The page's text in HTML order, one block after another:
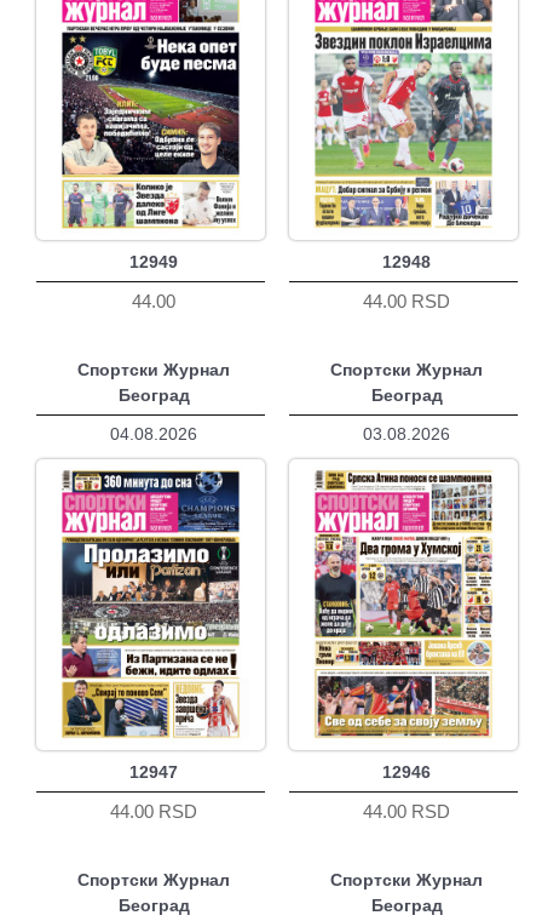
12949
44.00
12948
44.00 RSD
Спортски Журнал
Београд
04.08.2026
12947
44.00 RSD
Спортски Журнал
Београд
03.08.2026
12946
44.00 RSD
Спортски Журнал
Београд
Спортски Журнал
Београд